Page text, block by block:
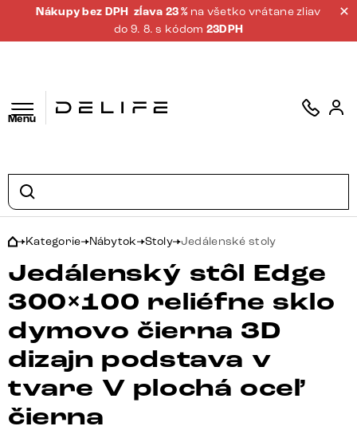
Nákupy bez DPH zĺava 23 % na všetko vrátane zliav
do 9. 8. s kódom 23DPH
Menu
Kategorie Nábytok Stoly Jedálenské stoly
Jedálenský stôl Edge
300×100 reliéfne sklo
dymovo čierna 3D
dizajn podstava v
tvare V plochá oceľ
čierna